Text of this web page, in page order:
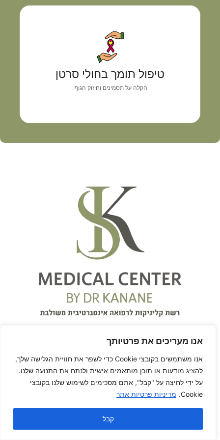
אנו מעריכים את פרטיותך
אנו משתמשים בקובצי Cookie כדי לשפר את חוויית הגלישה שלך,
להציג מודעות או תוכן מותאמים אישית ולנתח את התנועה שלנו.
על ידי לחיצה על "קבל", אתם מסכימים לשימוש שלנו בקובצי
Cookie. מדיניות פרטיות אתר
קבל
טיפול תומך בחולי סרטן
הקלה על תסמינים וחיזוק הגוף.
טיפול תומך בחולי סרטן
גישה רפואית אישית המשלבת אבחון מדויק, איזון
תסמינים וליווי מקצועי
על המרפאה
המרכז הרפואי S.K Medical
Center